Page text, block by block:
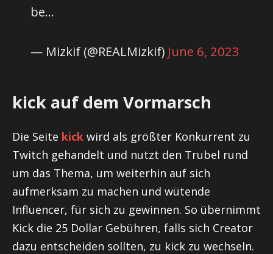
be…
— Mizkif (@REALMizkif) June 6, 2023
kick auf dem Vormarsch
Die Seite kick wird als größter Konkurrent zu
Twitch gehandelt und nutzt den Trubel rund
um das Thema, um weiterhin auf sich
aufmerksam zu machen und wütende
Influencer, für sich zu gewinnen. So übernimmt
Kick die 25 Dollar Gebühren, falls sich Creator
dazu entscheiden sollten, zu kick zu wechseln.